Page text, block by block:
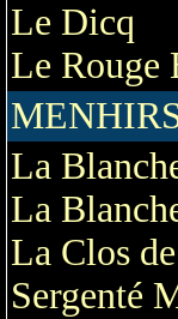
Le Dicq
Le Rouge
La
La
La Clos
Sergenté